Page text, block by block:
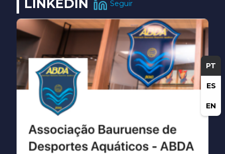
PT
ES
EN
LINKEDIN Seguir